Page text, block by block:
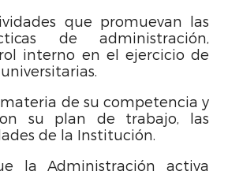
que promuevan las
de administración,
interno en el ejercicio de
materia de su competencia y
su plan de trabajo, las
de la Institución.
la Administración activa